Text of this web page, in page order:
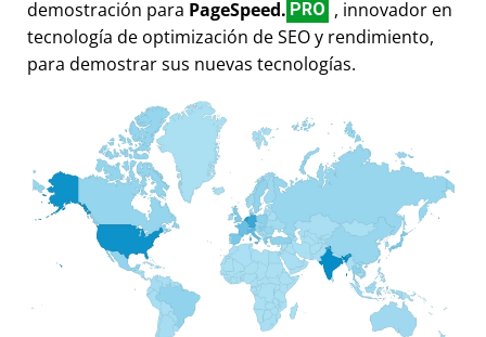
demostración para PageSpeed. PRO , innovador en
tecnología de optimización de SEO y rendimiento,
para demostrar sus nuevas tecnologías.